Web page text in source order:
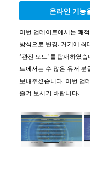
온라인 기능
이번 업데이트에서는 쾌
방식으로 변경. 거기에 최
‘관전 모드’를 탑재하였
트에서는 수 많은 유저
보내주셨습니다. 이번 업
즐겨 보시기 바랍니다.